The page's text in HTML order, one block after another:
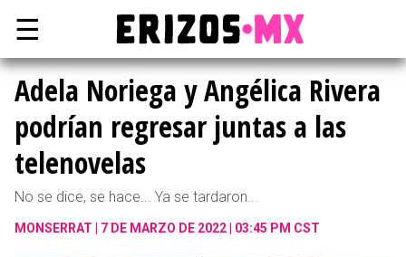
☰
Adela Noriega y Angélica Rivera
podrían regresar juntas a las
telenovelas
No se dice, se hace... Ya se tardaron...
MONSERRAT 7 DE MARZO DE 2022 | 03:45 PM CST